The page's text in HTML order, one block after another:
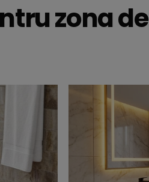
zona de